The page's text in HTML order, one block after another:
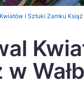
i Sztuki Zamku Książ